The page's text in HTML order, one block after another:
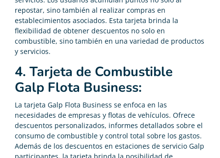
repostar, sino también al realizar compras en
establecimientos asociados. Esta tarjeta brinda la
flexibilidad de obtener descuentos no solo en
combustible, sino también en una variedad de productos
y servicios.
4. Tarjeta de Combustible
Galp Flota Business:
La tarjeta Galp Flota Business se enfoca en las
necesidades de empresas y flotas de vehículos. Ofrece
descuentos personalizados, informes detallados sobre el
consumo de combustible y control total sobre los gastos.
Además de los descuentos en estaciones de servicio Galp